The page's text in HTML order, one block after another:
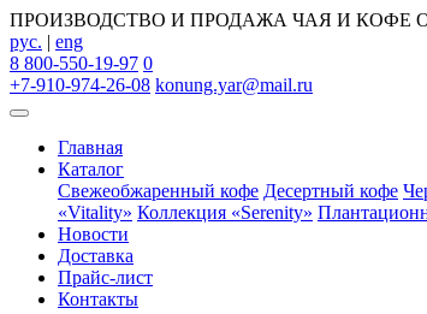
ПРОИЗВОДСТВО И ПРОДАЖА ЧАЯ И КОФЕ
рус. | eng
8 800-550-19-97 0
+7-910-974-26-08 konung.yar@mail.ru
Главная
Каталог
Свежеобжаренный кофе Десертный кофе
«Vitality» Коллекция «Serenity»
Новости
Доставка
Прайс-лист
Контакты